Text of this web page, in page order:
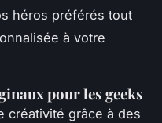
héros préférés tout
à votre
pour les geeks
créativité grâce à des